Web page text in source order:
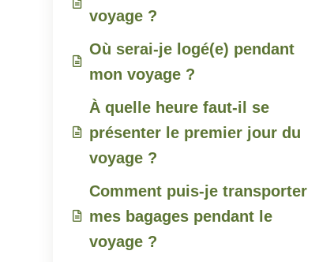
voyage ?
Où serai-je logé(e) pendant
mon voyage ?
À quelle heure faut-il se
présenter le premier jour du
voyage ?
Comment puis-je transporter
mes bagages pendant le
voyage ?